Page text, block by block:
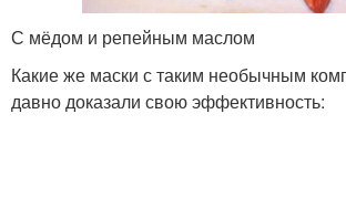
Острый перец
С мёдом и репейным маслом
Какие же маски с таким необычным
давно доказали свою эффективность: